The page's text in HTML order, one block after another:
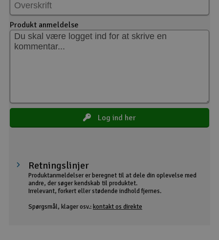
Produkt anmeldelse
Log ind her
Retningslinjer
Produktanmeldelser er beregnet til at dele din oplevelse med
andre, der søger kendskab til produktet.
Irrelevant, forkert eller stødende indhold fjernes.
Spørgsmål, klager osv.: kontakt os direkte